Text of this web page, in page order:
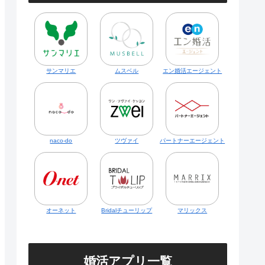
サンマリエ ムスベル エン婚活エージェント
naco-do ツヴァイ パートナーエージェント
オーネット Bridalチューリップ マリックス
婚活アプリ一覧